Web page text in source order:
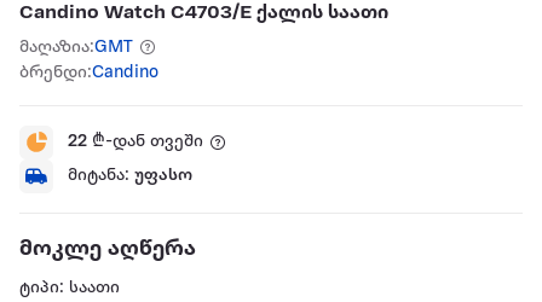
Candino Watch C4703/E ქალის საათი
მაღაზია:GMT
ბრენდი:Candino
22 ₾-დან თვეში
მიტანა: უფასო
მოკლე აღწერა
ტიპი: საათი